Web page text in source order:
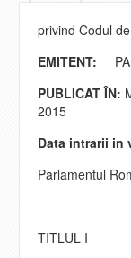
privind Codul
EMITENT:
PUBLICAT ÎN:
2015
Data intrarii in
Parlamentul
TITLUL I